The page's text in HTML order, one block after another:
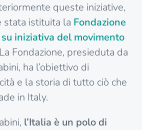
queste iniziative,
istituita la Fondazione
iniziativa del movimento
La Fondazione, presieduta da
ha l’obiettivo di
e la storia di tutto ciò che
in Italy.
l’Italia è un polo di